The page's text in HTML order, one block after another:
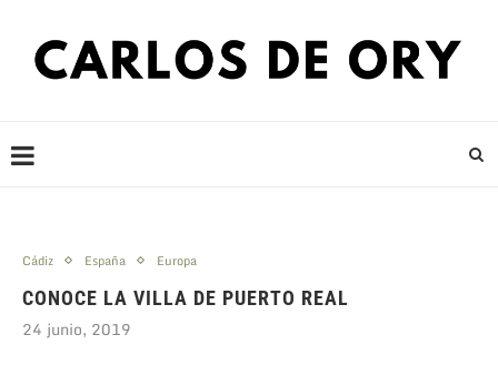
Cádiz España Europa
CONOCE LA VILLA DE PUERTO REAL
24 junio, 2019